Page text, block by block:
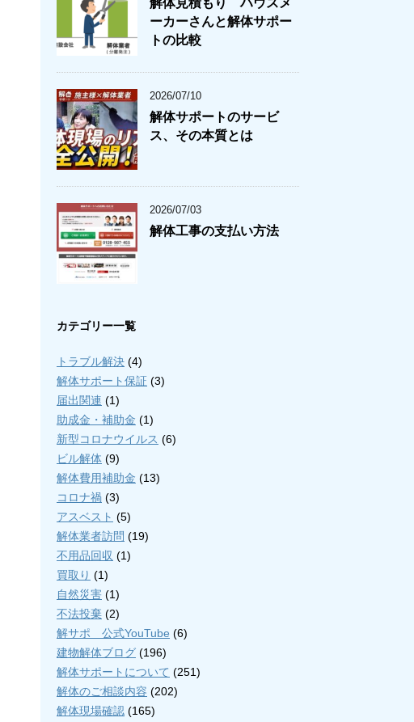
解体見積もり ハウスメ
ーカーさんと解体サポー
トの比較
2026/07/10
解体サポートのサービ
ス、その本質とは
2026/07/03
解体工事の支払い方法
カテゴリー一覧
トラブル解決 (4)
解体サポート保証 (3)
届出関連 (1)
助成金・補助金 (1)
新型コロナウイルス (6)
ビル解体 (9)
解体費用補助金 (13)
コロナ禍 (3)
アスベスト (5)
解体業者訪問 (19)
不用品回収 (1)
買取り (1)
自然災害 (1)
不法投棄 (2)
解サポ 公式YouTube (6)
建物解体ブログ (196)
解体サポートについて (251)
解体のご相談内容 (202)
解体現場確認 (165)